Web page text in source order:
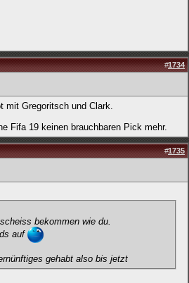
#1734
mit Gregoritsch und Clark.
Fifa 19 keinen brauchbaren Pick mehr.
#1735
bekommen wie du.
auf
gehabt also bis jetzt